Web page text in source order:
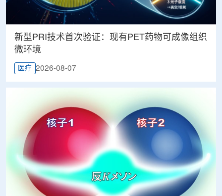
新型PRI技术首次验证：现有PET药物可成像组织
微环境
医疗 2026-08-07